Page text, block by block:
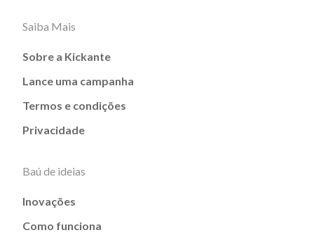
Saiba Mais
Sobre a Kickante
Lance uma campanha
Termos e condições
Privacidade
Baú de ideias
Inovações
Como funciona